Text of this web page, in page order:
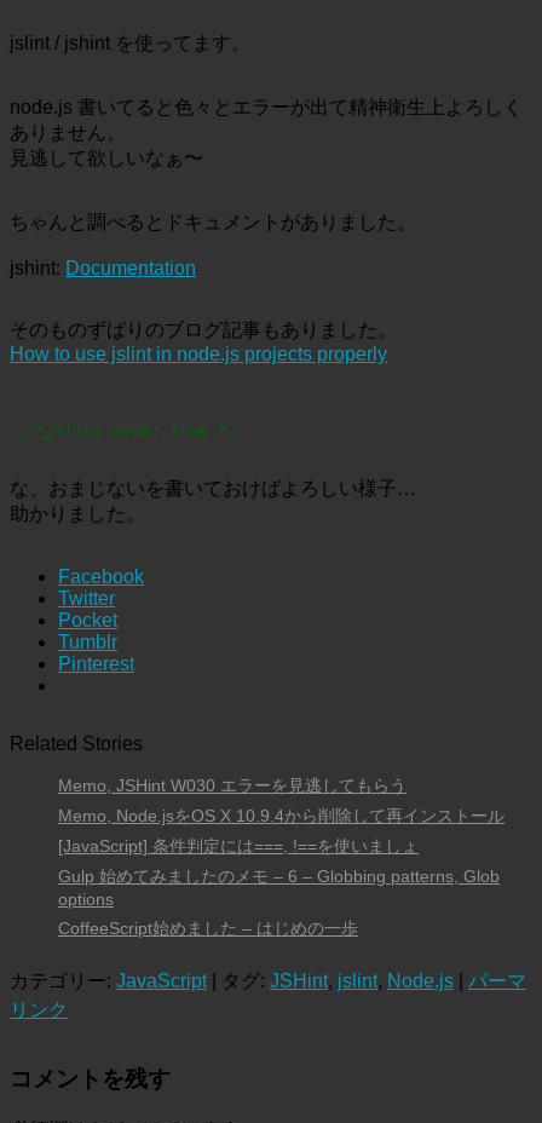
jslint / jshint を使ってます。
node.js 書いてると色々とエラーが出て精神衛生上よろしく
ありません。
見逃して欲しいなぁ〜
ちゃんと調べるとドキュメントがありました。
jshint: Documentation
そのものずばりのブログ記事もありました。
How to use jslint in node.js projects properly
/*jslint node: true */
な、おまじないを書いておけばよろしい様子…
助かりました。
Facebook
Twitter
Pocket
Tumblr
Pinterest
Related Stories
Memo, JSHint W030 エラーを見逃してもらう
Memo, Node.jsをOS X 10.9.4から削除して再インストール
[JavaScript] 条件判定には===, !==を使いましょ
Gulp 始めてみましたのメモ – 6 – Globbing patterns, Glob
options
CoffeeScript始めました – はじめの一歩
カテゴリー: JavaScript| タグ: JSHint, jslint, Node.js
パーマ
リンク
コメントを残す